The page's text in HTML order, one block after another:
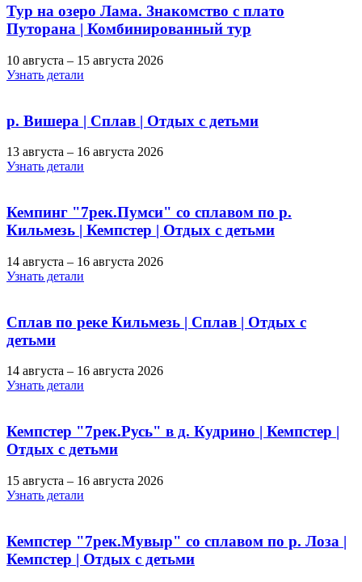
Тур на озеро Лама. Знакомство с плато
Путорана | Комбинированный тур
10 августа – 15 августа 2026
Узнать детали
р. Вишера | Сплав | Отдых с детьми
13 августа – 16 августа 2026
Узнать детали
Кемпинг "7рек.Пумси" со сплавом по р.
Кильмезь | Кемпстер | Отдых с детьми
14 августа – 16 августа 2026
Узнать детали
Сплав по реке Кильмезь | Сплав | Отдых с
детьми
14 августа – 16 августа 2026
Узнать детали
Кемпстер "7рек.Русь" в д. Кудрино | Кемпстер |
Отдых с детьми
15 августа – 16 августа 2026
Узнать детали
Кемпстер "7рек.Мувыр" со сплавом по р. Лоза |
Кемпстер | Отдых с детьми